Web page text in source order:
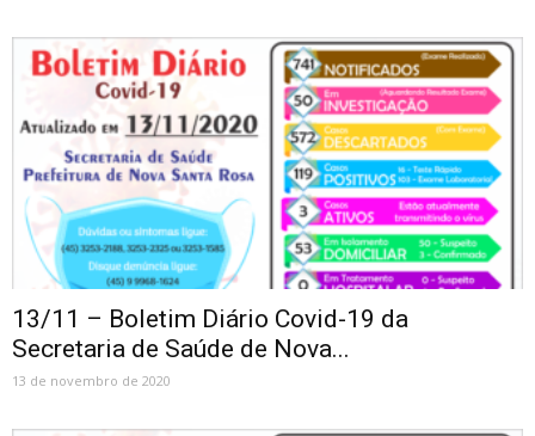
13/11 – Boletim Diário Covid-19 da
Secretaria de Saúde de Nova...
13 de novembro de 2020